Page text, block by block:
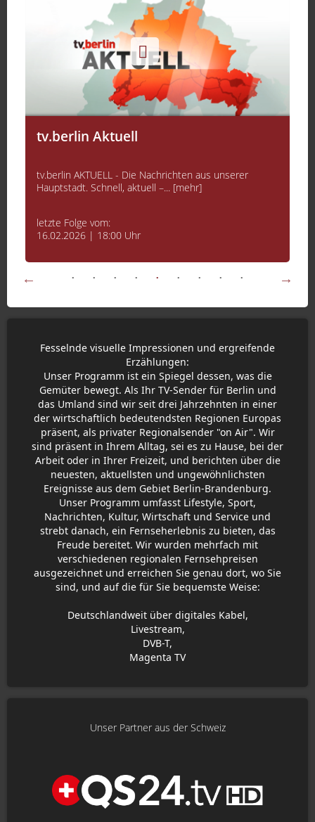
tv.berlin Aktuell
tv.berlin AKTUELL - Die Nachrichten aus unserer
Hauptstadt. Schnell, aktuell –... [mehr]
letzte Folge vom:
16.02.2026 | 18:00 Uhr
Fesselnde visuelle Impressionen und ergreifende
Erzählungen:
Unser Programm ist ein Spiegel dessen, was die
Gemüter bewegt. Als Ihr TV-Sender für Berlin und
das Umland sind wir seit drei Jahrzehnten in einer
der wirtschaftlich bedeutendsten Regionen Europas
präsent, als privater Regionalsender "on Air". Wir
sind präsent in Ihrem Alltag, sei es zu Hause, bei der
Arbeit oder in Ihrer Freizeit, und berichten über die
neuesten, aktuellsten und ungewöhnlichsten
Ereignisse aus dem Gebiet Berlin-Brandenburg.
Unser Programm umfasst Lifestyle, Sport,
Nachrichten, Kultur, Wirtschaft und Service und
strebt danach, ein Fernseherlebnis zu bieten, das
Freude bereitet. Wir wurden mehrfach mit
verschiedenen regionalen Fernsehpreisen
ausgezeichnet und erreichen Sie genau dort, wo Sie
sind, und auf die für Sie bequemste Weise:
Deutschlandweit über digitales Kabel,
Livestream,
DVB-T,
Magenta TV
Unser Partner aus der Schweiz